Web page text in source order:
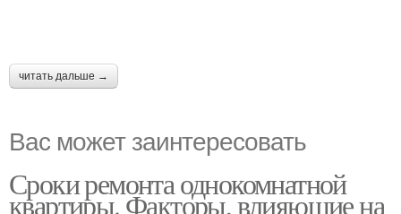
читать дальше →
Вас может заинтересовать
Сроки ремонта однокомнатной
квартиры. Факторы, влияющие на